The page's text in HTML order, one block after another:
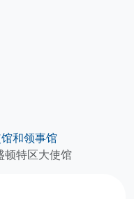
和领事馆
顿特区大使馆